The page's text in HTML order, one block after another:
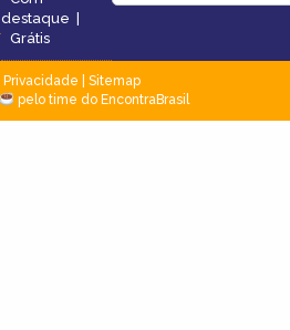
destaque |
Grátis
Privacidade
Sitemap
pelo time do EncontraBrasil